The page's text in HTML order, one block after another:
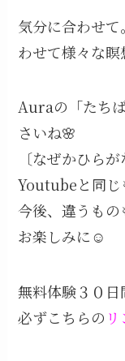
気分に合わせ
わせて様々な瞑
Auraの「たち
さいね🌸
〔なぜかひら
Youtubeと同じ
今後、違うもの
お楽しみに☺️
無料体験３０
必ずこちらの